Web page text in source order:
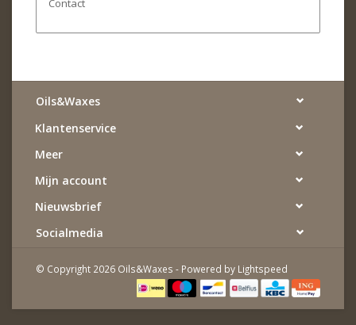
Contact
Oils&Waxes
Klantenservice
Meer
Mijn account
Nieuwsbrief
Socialmedia
© Copyright 2026 Oils&Waxes - Powered by Lightspeed